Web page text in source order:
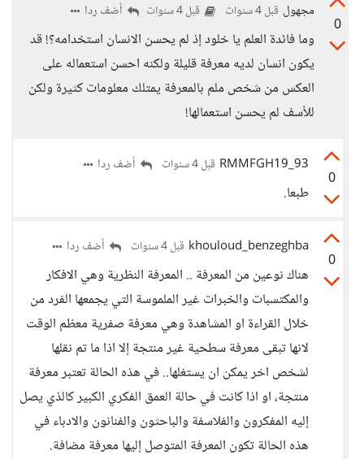
0
مجهول قبل 4 سنوات قبل 4 سنوات أضف ردا
وما فائدة العلم يا خلود إذ لم يحسن الانسان استخدامه؟! قد
يكون انسان لديه معرفة قليلة ولكنه احسن استعماله على
العكس من شخص ملم بالمعرفة يمتلك معلومات كثيرة ولكن
للأسف لم يحسن استعمالها!
0
RMMFGH19_93 قبل 4 سنوات أضف ردا
طبعا.
0
khouloud_benzeghba قبل 4 سنوات أضف ردا
هناك نوعين من المعرفة .. المعرفة النظرية وهي الافكار
والمكتسبات والخبرات غير الملموسة التي يجمعها الفرد من
خلال القراءة او المشاهدة وهي معرفة صفرية معظم الوقت
لانها تبقى معرفة سطحية غير منتجة إلا اذا ما تم نقلها
لشخص اخر يمكن ان يستغلها.. في هذه الحالة تعتبر معرفة
منتجة، او اذا كانت في حالة العمق الفكري الكبير كالذي يصل
إليه المفكرون والفلاسفة والباحثون والفنانون والادباء في
هذه الحالة تكون المعرفة المتوصل إليها معرفة مضافة.